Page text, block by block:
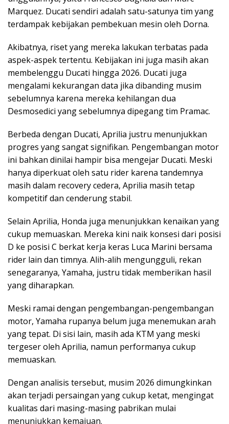
Marquez. Ducati sendiri adalah satu-satunya tim yang
terdampak kebijakan pembekuan mesin oleh Dorna.
Akibatnya, riset yang mereka lakukan terbatas pada
aspek-aspek tertentu. Kebijakan ini juga masih akan
membelenggu Ducati hingga 2026. Ducati juga
mengalami kekurangan data jika dibanding musim
sebelumnya karena mereka kehilangan dua
Desmosedici yang sebelumnya dipegang tim Pramac.
Berbeda dengan Ducati, Aprilia justru menunjukkan
progres yang sangat signifikan. Pengembangan motor
ini bahkan dinilai hampir bisa mengejar Ducati. Meski
hanya diperkuat oleh satu rider karena tandemnya
masih dalam recovery cedera, Aprilia masih tetap
kompetitif dan cenderung stabil.
Selain Aprilia, Honda juga menunjukkan kenaikan yang
cukup memuaskan. Mereka kini naik konsesi dari posisi
D ke posisi C berkat kerja keras Luca Marini bersama
rider lain dan timnya. Alih-alih mengungguli, rekan
senegaranya, Yamaha, justru tidak memberikan hasil
yang diharapkan.
Meski ramai dengan pengembangan-pengembangan
motor, Yamaha rupanya belum juga menemukan arah
yang tepat. Di sisi lain, masih ada KTM yang meski
tergeser oleh Aprilia, namun performanya cukup
memuaskan.
Dengan analisis tersebut, musim 2026 dimungkinkan
akan terjadi persaingan yang cukup ketat, mengingat
kualitas dari masing-masing pabrikan mulai
menunjukkan kemajuan.